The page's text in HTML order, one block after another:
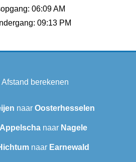
06:09 AM
09:13 PM
Afstand berekenen
naar Oosterhesselen
Appelschanaar Nagele
naar Earnewald